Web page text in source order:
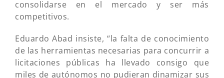
consolidarse en el mercado y ser más
competitivos.
Eduardo Abad insiste, “la falta de conocimiento
de las herramientas necesarias para concurrir a
licitaciones públicas ha llevado consigo que
miles de autónomos no pudieran dinamizar sus